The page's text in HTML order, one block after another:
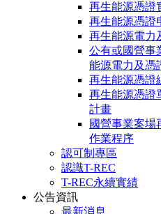
再生能源憑證
再生能源憑證
再生能源電力
公有或國營事
能源電力及憑
再生能源憑證
再生能源憑證
計畫
國營事業案場
作業程序
認可制專區
認識T-REC
T-REC永續實績
公告資訊
最新消息